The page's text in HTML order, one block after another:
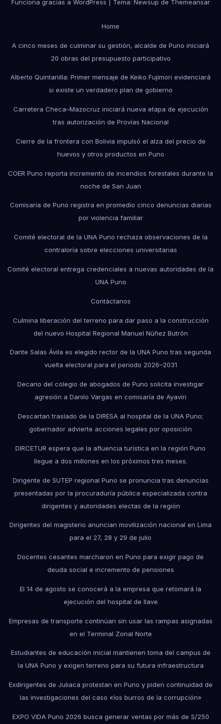
Funciona gracias a WordPress Tema: Newsup de Themeansar
Home
A cinco meses de culminar su gestión, alcalde de Puno iniciará
20 obras del presupuesto participativo
Alberto Quintanilla: Primer mensaje de Keiko Fujimori evidenciará
si existe un verdadero plan de gobierno
Carretera Checa–Mazocruz iniciará nueva etapa de ejecución
tras autorización de Provías Nacional
Cierre de la frontera con Bolivia impulsó el alza del precio de
huevos y otros productos en Puno
COER Puno reporta incremento de incendios forestales durante la
noche de San Juan
Comisaría de Puno registra en promedio cinco denuncias diarias
por violencia familiar
Comité electoral de la UNA Puno rechaza observaciones de la
contraloría sobre elecciones universitarias
Comité electoral entrega credenciales a nuevas autoridades de la
UNA Puno
Contáctanos
Culmina liberación del terreno para dar paso a la construcción
del nuevo Hospital Regional Manuel Núñez Butrón
Dante Salas Ávila es elegido rector de la UNA Puno tras segunda
vuelta electoral para el periodo 2026–2031
Decano del colegio de abogados de Puno solicita investigar
agresión a Danilo Vargas en comisaría de Ayaviri
Descartan traslado de la DIRESA al hospital de la UNA Puno;
gobernador advierte acciones legales por oposición
DIRCETUR espera que la afluencia turística en la región Puno
llegue a dos millones en los próximos tres meses.
Dirigente de SUTEP regional Puno se pronuncia tras denuncias
presentadas por la procuraduría pública especializada contra
dirigentes y autoridades electas de la región
Dirigentes del magisterio anuncian movilización nacional en Lima
para el 27, 28 y 29 de julio
Docentes cesantes marcharon en Puno para exigir pago de
deuda social e incremento de pensiones
El 14 de agosto se conocerá a la empresa que retomará la
ejecución del hospital de Ilave
Empresas de transporte continúan sin usar las rampas asignadas
en el Terminal Zonal Norte
Estudiantes de educación inicial mantienen toma del campus de
la UNA Puno y exigen terreno para su futura infraestructura
Exdirigentes de Juliaca protestan en Puno y piden continuidad de
las investigaciones del caso «los burros de la corrupción»
EXPO VIDA Puno 2026 busca generar ventas por más de S/250